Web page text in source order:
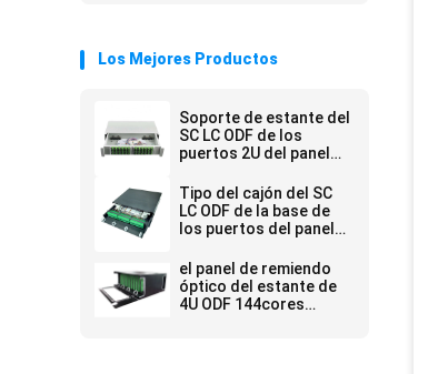
Los Mejores Productos
Soporte de estante del
SC LC ODF de los
puertos 2U del panel
óptica de KEXINT
FTTH 48
Tipo del cajón del SC
LC ODF de la base de
los puertos del panel
óptica 72 de KEXINT
FTTH
el panel de remiendo
óptico del estante de
4U ODF 144cores